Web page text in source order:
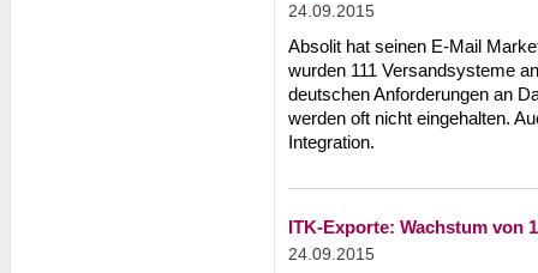
24.09.2015
Absolit hat seinen E-Mail
wurden 111 Versandsysteme
deutschen Anforderungen an
werden oft nicht eingehalten.
Integration.
ITK-Exporte: Wachstum von
24.09.2015